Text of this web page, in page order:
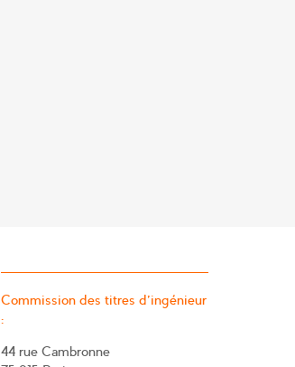
Commission des titres d’ingénieur
:
44 rue Cambronne